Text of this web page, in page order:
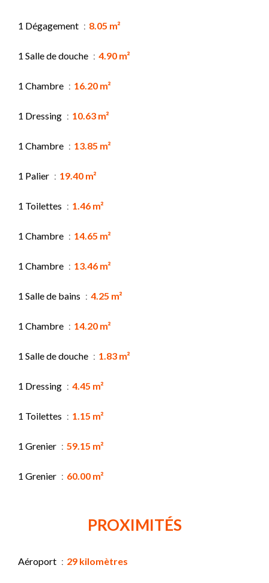
1 Dégagement 8.05 m²
1 Salle de douche 4.90 m²
1 Chambre 16.20 m²
1 Dressing 10.63 m²
1 Chambre 13.85 m²
1 Palier 19.40 m²
1 Toilettes 1.46 m²
1 Chambre 14.65 m²
1 Chambre 13.46 m²
1 Salle de bains 4.25 m²
1 Chambre 14.20 m²
1 Salle de douche 1.83 m²
1 Dressing 4.45 m²
1 Toilettes 1.15 m²
1 Grenier 59.15 m²
1 Grenier 60.00 m²
PROXIMITÉS
Aéroport 29 kilomètres